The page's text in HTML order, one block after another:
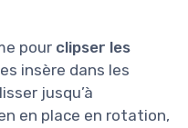
pour clipser les
insère dans les
jusqu’à
en place en rotation,